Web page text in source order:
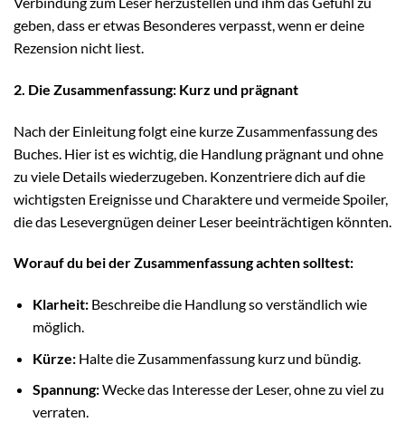
geben, dass er etwas Besonderes verpasst, wenn er deine
Rezension nicht liest.
2. Die Zusammenfassung: Kurz und prägnant
Nach der Einleitung folgt eine kurze Zusammenfassung des
Buches. Hier ist es wichtig, die Handlung prägnant und ohne
zu viele Details wiederzugeben. Konzentriere dich auf die
wichtigsten Ereignisse und Charaktere und vermeide Spoiler,
die das Lesevergnügen deiner Leser beeinträchtigen könnten.
Worauf du bei der Zusammenfassung achten solltest:
Klarheit:Beschreibe die Handlung so verständlich wie
möglich.
Kürze:Halte die Zusammenfassung kurz und bündig.
Spannung:Wecke das Interesse der Leser, ohne zu viel zu
verraten.